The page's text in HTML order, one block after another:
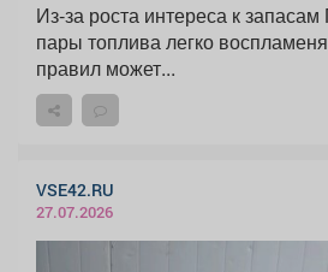
Из‑за роста интереса к
пары топлива легко
правил может...
VSE42.RU
27.07.2026